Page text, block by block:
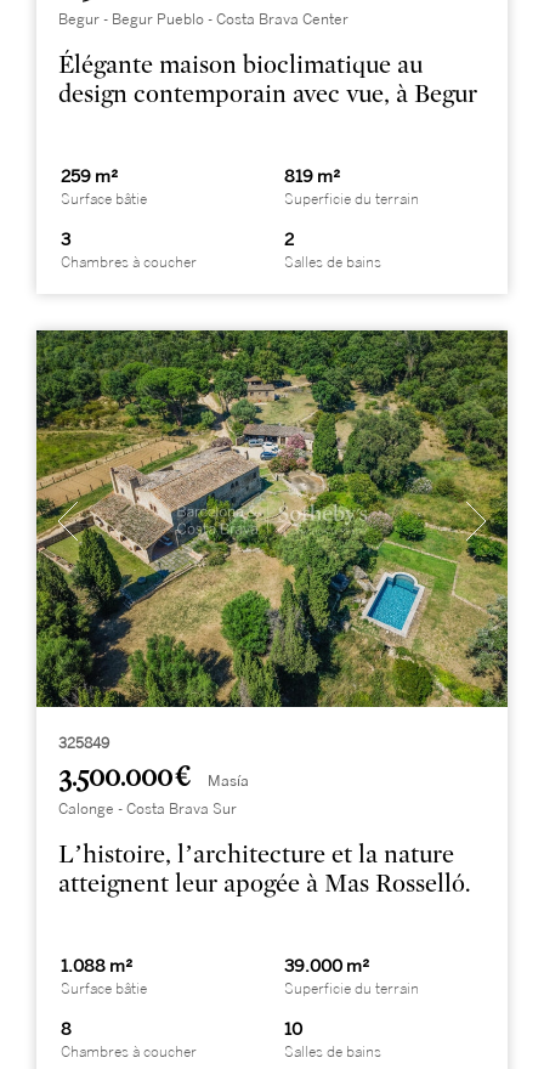
Begur - Begur Pueblo - Costa Brava Center
Élégante maison bioclimatique au
design contemporain avec vue, à Begur
259 m²
Surface bâtie
819 m²
Superficie du terrain
3
Chambres à coucher
2
Salles de bains
325849
3.500.000 € Masía
Calonge - Costa Brava Sur
L’histoire, l’architecture et la nature
atteignent leur apogée à Mas Rosselló.
1.088 m²
Surface bâtie
39.000 m²
Superficie du terrain
8
Chambres à coucher
10
Salles de bains